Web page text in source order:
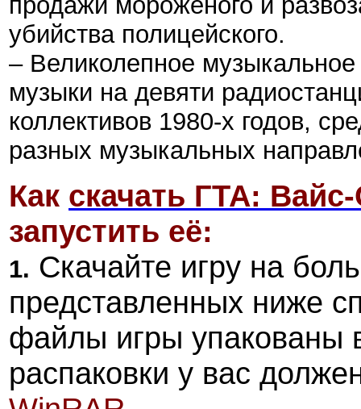
убийства полицейского.
– Великолепное
музыки на девяти
коллективов 1980-х годов,
разных музыкальных
Как скачать ГТА:
запустить её:
1. Скачайте игру на
представленных ниже
файлы игры упакованы
распаковки у вас